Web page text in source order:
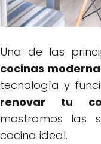
Una de las
cocinas
tecnología y
renovar tu
mostramos las
cocina ideal.